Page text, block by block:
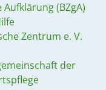
(BZgA)
Zentrum e. V.
der